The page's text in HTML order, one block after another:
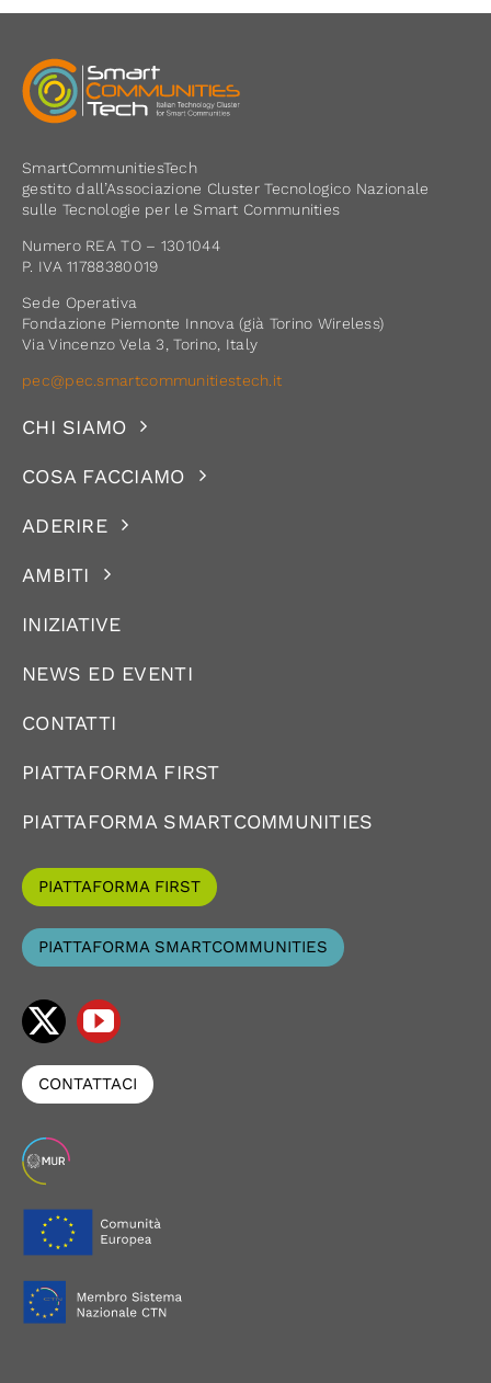
SmartCommunitiesTech
gestito dall’Associazione Cluster Tecnologico Nazionale
sulle Tecnologie per le Smart Communities
Numero REA TO – 1301044
P. IVA 11788380019
Sede Operativa
Fondazione Piemonte Innova (già Torino Wireless)
Via Vincenzo Vela 3, Torino, Italy
pec@pec.smartcommunitiestech.it
CHI SIAMO
COSA FACCIAMO
ADERIRE
AMBITI
INIZIATIVE
NEWS ED EVENTI
CONTATTI
PIATTAFORMA FIRST
PIATTAFORMA SMARTCOMMUNITIES
PIATTAFORMA FIRST
PIATTAFORMA SMARTCOMMUNITIES
CONTATTACI